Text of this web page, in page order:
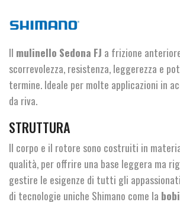
da
€74,00
a
Il mulinello Sedona FJ a frizione
scorrevolezza, resistenza, leggerezza e
termine. Ideale per molte applicazioni in
da riva.
STRUTTURA
Il corpo e il rotore sono costruiti in
qualità, per offrire una base leggera ma
gestire le esigenze di tutti gli
di tecnologie uniche Shimano come la